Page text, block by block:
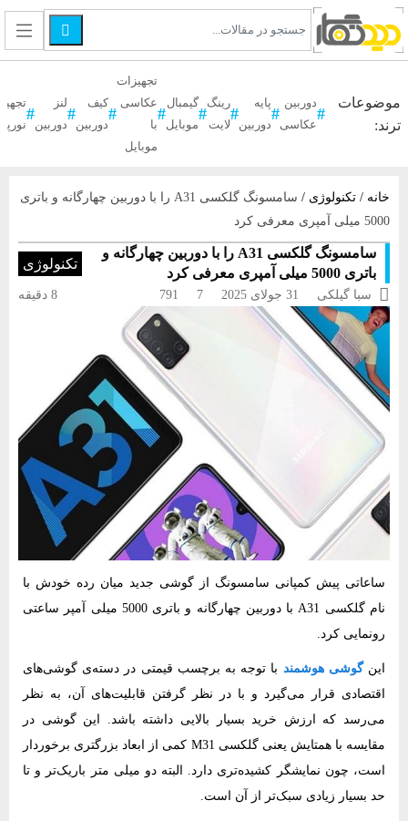

موضوعات
ترند:
دوربین
عکاسی
پایه
دوربین
رینگ
لایت
گیمبال
موبایل
تجهیزات
عکاسی
با
موبایل
کیف
دوربین
لنز
دوربین
خانه / تکنولوژی /
سامسونگ گلکسی A31 را با دوربین چهارگانه و باتری
5000 میلی آمپری معرفی کرد
سامسونگ گلکسی A31 را با دوربین چهارگانه و
باتری 5000 میلی آمپری معرفی کرد
تکنولوژی
 سبا گیلکی 31 جولای 2025 7
791 8 دقیقه
ساعاتی پیش کمپانی سامسونگ از گوشی جدید میان رده خودش با
نام گلکسی A31 با دوربین چهارگانه و باتری 5000 میلی آمپر ساعتی
رونمایی کرد.
اینگوشی هوشمند با توجه به برچسب قیمتی در دسته‌ی گوشی‌های
اقتصادی قرار می‌گیرد و با در نظر گرفتن قابلیت‌های آن، به نظر
می‌رسد که ارزش خرید بسیار بالایی داشته باشد. این گوشی در
مقایسه با همتایش یعنی گلکسی M31 کمی از ابعاد بزرگتری برخوردار
است، چون نمایشگر کشیده‌تری دارد. البته دو میلی متر باریک‌تر و تا
حد بسیار زیادی سبک‌تر از آن است.